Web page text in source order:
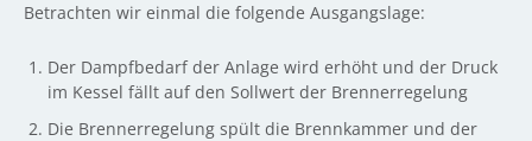
Betrachten wir einmal die folgende Ausgangslage:
Der Dampfbedarf der Anlage wird erhöht und der Druck
im Kessel fällt auf den Sollwert der Brennerregelung
Die Brennerregelung spült die Brennkammer und der